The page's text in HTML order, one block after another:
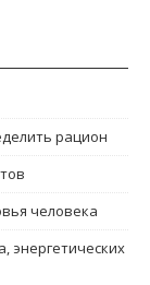
рацион
человека
энергетических